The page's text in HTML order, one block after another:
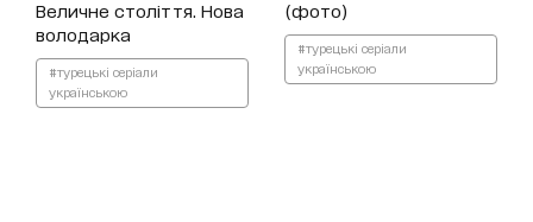
Величне століття. Нова
володарка
#турецькі серіали
українською
(фото)
#турецькі серіали
українською